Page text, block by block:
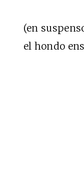
(en
el hondo